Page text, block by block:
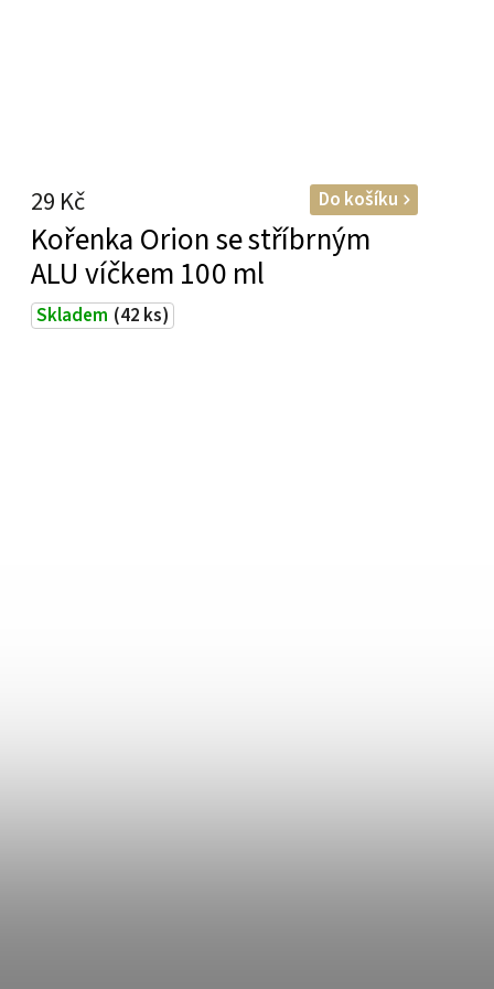
Kořenka Orion se stříbrným
ALU víčkem 100 ml
Skladem (42 ks)
29 Kč Do košíku